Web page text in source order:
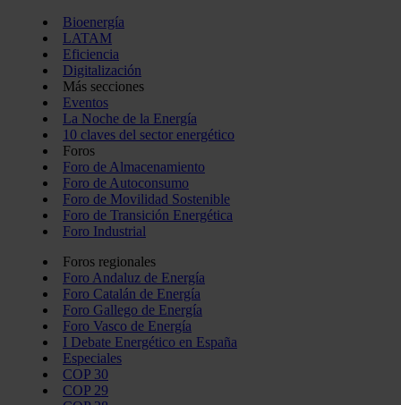
Bioenergía
LATAM
Eficiencia
Digitalización
Más secciones
Eventos
La Noche de la Energía
10 claves del sector energético
Foros
Foro de Almacenamiento
Foro de Autoconsumo
Foro de Movilidad Sostenible
Foro de Transición Energética
Foro Industrial
Foros regionales
Foro Andaluz de Energía
Foro Catalán de Energía
Foro Gallego de Energía
Foro Vasco de Energía
I Debate Energético en España
Especiales
COP 30
COP 29